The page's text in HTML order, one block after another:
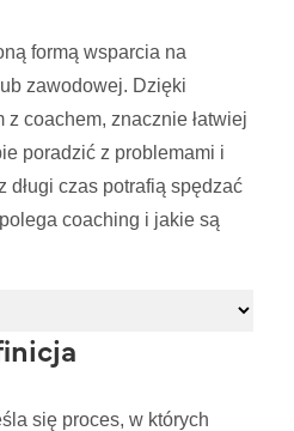
formą wsparcia na
zawodowej. Dzięki
coachem, znacznie łatwiej
poradzić z problemami i
długi czas potrafią spędzać
coaching i jakie są
się proces, w których